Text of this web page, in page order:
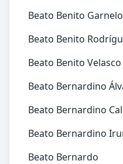
Beato Benito
Beato Benito
Beato Benito
Beato Bernardino
Beato Bernardino
Beato Bernardino
Beato Bernardo